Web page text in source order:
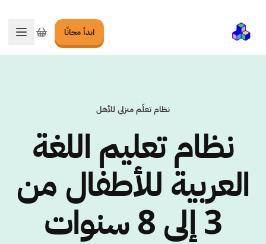
ابدأ مجانًا تبديل
نظام تعلّم منزلي للأهل
نظام تعليم اللغة
العربية للأطفال من
3 إلى 8 سنوات